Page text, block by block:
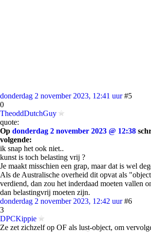
donderdag 2 november 2023, 12:41 uur #5
0
TheoddDutchGuy
quote:
Op donderdag 2 november 2023 @ 12:38
volgende:
ik snap het ook niet..
kunst is toch belasting vrij ?
Je maakt misschien een grap, maar dat is wel
Als de Australische overheid dit opvat als
verdiend, dan zou het inderdaad moeten vallen
dan belastingvrij moeten zijn.
donderdag 2 november 2023, 12:42 uur #6
3
DPCKippie
Ze zet zichzelf op OF als lust-object, om